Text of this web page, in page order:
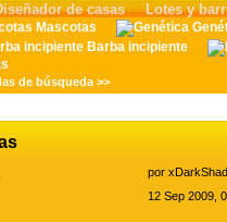
de casas Lotes y
Mascotas
Barba incipiente
de búsqueda >>
por
12 Sep 2009,